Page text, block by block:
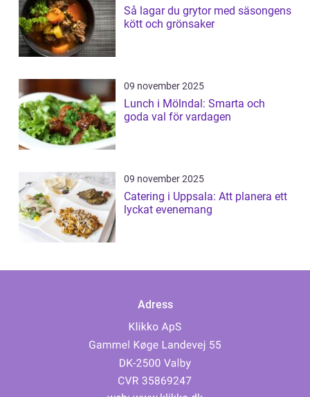
Så lagar du grytor med säsongens
kött och grönsaker
09 november 2025
Lunch i Mölndal: Smarta och
goda val för vardagen
09 november 2025
Catering i Uppsala: Att planera ett
lyckat evenemang
Adress